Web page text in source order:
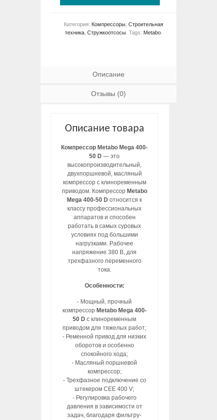
Категория: Компрессоры, Строительная
техника, Стружкоотсосы. Tags: Metabo.
Описание
Отзывы (0)
Описание товара
Компрессор Metabo Mega 400-
50 D — это
высокопроизводительный,
двухпоршневой, масляный
компрессор с клиноременным
приводом. Компрессор Metabo
Mega 400-50 D относится к
классу профессиональных
аппаратов и способен
работать в самых суровых
условиях под большими
нагрузками. Рабочее
напряжение 380 В, для
трехфазного переменного
тока.
Особенности:
- Мощный, прочный
компрессор Metabo Mega 400-
50 D с клиноременным
приводом для тяжелых работ;
- Ременной привод для низких
оборотов и особенно
спокойного хода;
- Масляный поршневой
компрессор;
- Трехфазное подключение со
штекером CEE 400 V;
- Регулировка рабочего
давления в зависимости от
задач, благодаря фильтру-